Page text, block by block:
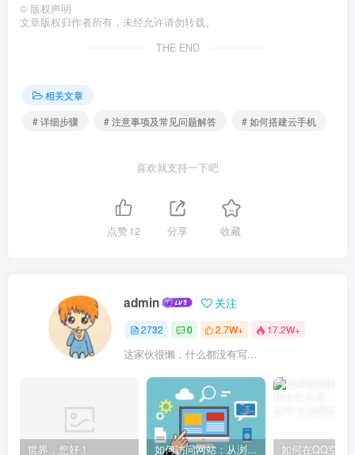
© 版权声明
文章版权归作者所有，未经允许请勿转载。
THE END
相关文章
# 详细步骤
# 注意事项及常见问题解答 # 如何搭建云手机
喜欢就支持一下吧
点赞12 分享 收藏
admin 关注
2732 0 2.7W+ 17.2W+
这家伙很懒，什么都没有写...
世界，您好！ 如何访问网站：从浏览器输入到页面加载的完整步骤详解